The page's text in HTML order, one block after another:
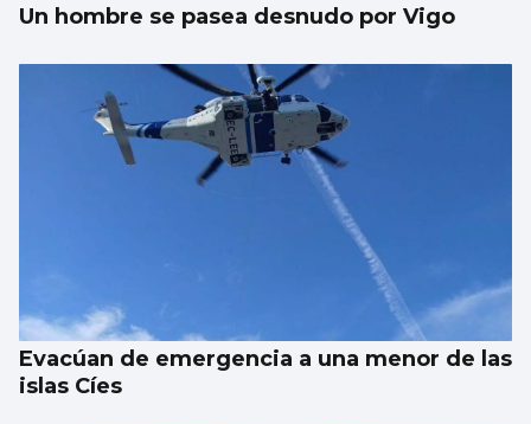
Un hombre se pasea desnudo por Vigo
Evacúan de emergencia a una menor de las
islas Cíes